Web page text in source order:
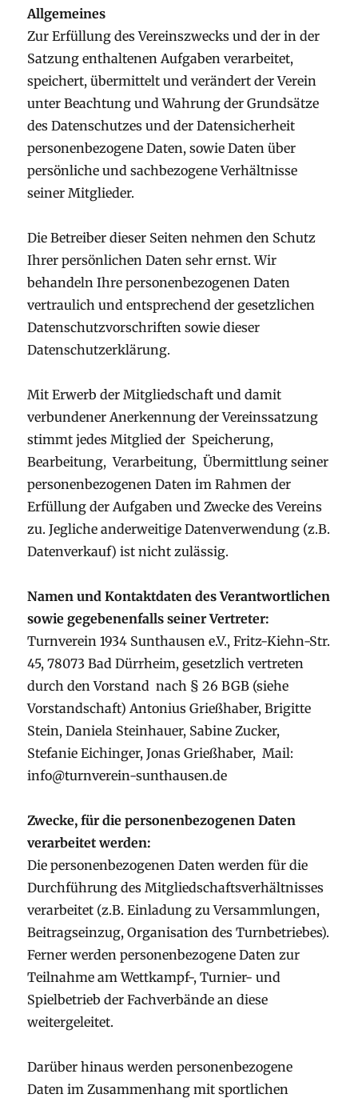
Allgemeines
Zur Erfüllung des Vereinszwecks und der in der
Satzung enthaltenen Aufgaben verarbeitet,
speichert, übermittelt und verändert der Verein
unter Beachtung und Wahrung der Grundsätze
des Datenschutzes und der Datensicherheit
personenbezogene Daten, sowie Daten über
persönliche und sachbezogene Verhältnisse
seiner Mitglieder.
Die Betreiber dieser Seiten nehmen den Schutz
Ihrer persönlichen Daten sehr ernst. Wir
behandeln Ihre personenbezogenen Daten
vertraulich und entsprechend der gesetzlichen
Datenschutzvorschriften sowie dieser
Datenschutzerklärung.
Mit Erwerb der Mitgliedschaft und damit
verbundener Anerkennung der Vereinssatzung
stimmt jedes Mitglied der Speicherung,
Bearbeitung, Verarbeitung, Übermittlung seiner
personenbezogenen Daten im Rahmen der
Erfüllung der Aufgaben und Zwecke des Vereins
zu. Jegliche anderweitige Datenverwendung (z.B.
Datenverkauf) ist nicht zulässig.
Namen und Kontaktdaten des Verantwortlichen
sowie gegebenenfalls seiner Vertreter:
Turnverein 1934 Sunthausen e.V., Fritz-Kiehn-Str.
45, 78073 Bad Dürrheim, gesetzlich vertreten
durch den Vorstand nach § 26 BGB (siehe
Vorstandschaft) Antonius Grießhaber, Brigitte
Stein, Daniela Steinhauer, Sabine Zucker,
Stefanie Eichinger, Jonas Grießhaber, Mail:
info@turnverein-sunthausen.de
Zwecke, für die personenbezogenen Daten
verarbeitet werden:
Die personenbezogenen Daten werden für die
Durchführung des Mitgliedschaftsverhältnisses
verarbeitet (z.B. Einladung zu Versammlungen,
Beitragseinzug, Organisation des Turnbetriebes).
Ferner werden personenbezogene Daten zur
Teilnahme am Wettkampf-, Turnier- und
Spielbetrieb der Fachverbände an diese
weitergeleitet.
Darüber hinaus werden personenbezogene
Daten im Zusammenhang mit sportlichen